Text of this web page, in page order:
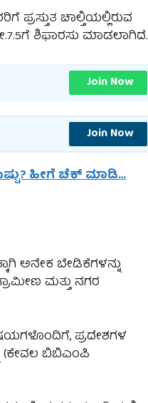
ಪ್ರಸ್ತುತ ಚಾಲ್ತಿಯಲ್ಲಿರುವ
ಶಿಫಾರಸು ಮಾಡಲಾಗಿದೆ.
Join Now
Join Now
ಹೀಗೆ ಚೆಕ್ ಮಾಡಿ…
ಅನೇಕ ಬೇಡಿಕೆಗಳನ್ನು
ಮತ್ತು ನಗರ
ಪ್ರದೇಶಗಳ
(ಕೇವಲ ಬಿಬಿಎಂಪಿ